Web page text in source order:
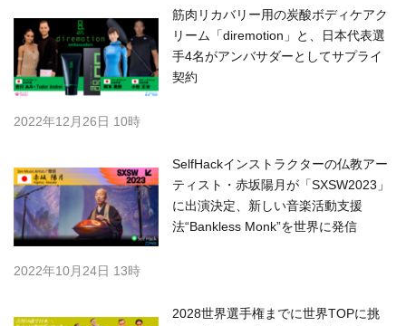
筋肉リカバリー用の炭酸ボディケアク
リーム「diremotion」と、日本代表選
手4名がアンバサダーとしてサプライ
契約
2022年12月26日 10時
SelfHackインストラクターの仏教アー
ティスト・赤坂陽月が「SXSW2023」
に出演決定、新しい音楽活動支援
法“Bankless Monk”を世界に発信
2022年10月24日 13時
2028世界選手権までに世界TOPに挑